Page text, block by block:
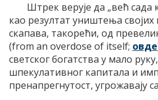
Штрек верује да „већ
као резултат уништења
скапава, такорећи, од
(from an overdose of itself; овде
светског богатства у мало
шпекулативног капитала и
пренапрегнутост, угрожавају